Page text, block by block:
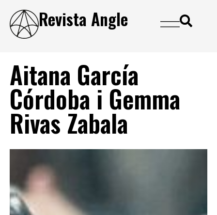
Revista Angle
Aitana García
Córdoba i Gemma
Rivas Zabala